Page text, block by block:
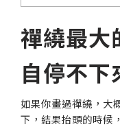
禪繞最大
自停不下
如果你畫過禪繞，大
下，結果抬頭的時候